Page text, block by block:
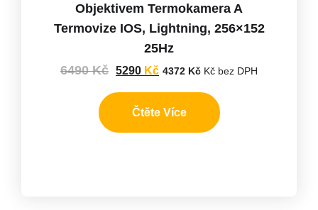
Objektivem Termokamera A
Termovize IOS, Lightning, 256×152
25Hz
6490Kč 5290 Kč 4372 Kč Kč bez DPH
Čtěte Více